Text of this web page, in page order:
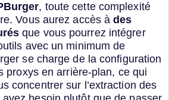
, toute cette complexité
Vous aurez accès àdes
que vous pourrez intégrer
avec un minimum de
se charge de la configuration
proxys en arrière-plan, ce qui
concentrer sur l’extraction des